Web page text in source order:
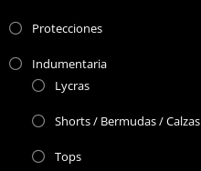
Protecciones
Indumentaria
Lycras
Shorts / Bermudas / Calzas
Tops